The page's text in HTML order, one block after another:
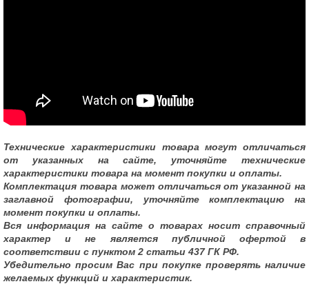
Технические характеристики товара могут отличаться
от указанных на сайте, уточняйте технические
характеристики товара на момент покупки и оплаты.
Комплектация товара может отличаться от указанной на
заглавной фотографии, уточняйте комплектацию на
момент покупки и оплаты.
Вся информация на сайте о товарах носит справочный
характер и не является публичной офертой в
соответствии с пунктом 2 статьи 437 ГК РФ.
Убедительно просим Вас при покупке проверять наличие
желаемых функций и характеристик.